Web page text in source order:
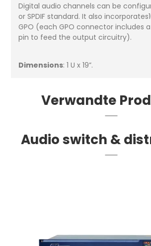
Digital audio channels can be
or SPDIF standard. It also
GPO (each GPO connector includes
pin to feed the output circuitry).
Dimensions: 1 U x 19”.
Verwandte
Audio switch &